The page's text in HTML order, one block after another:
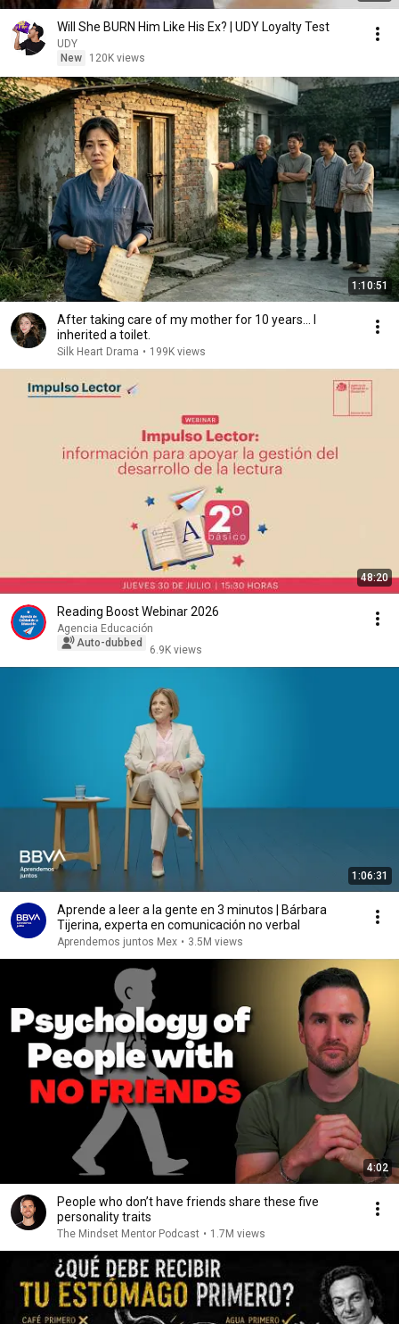
Will She BURN Him Like His Ex? | UDY Loyalty Test
UDY
New
120K views
1:10:51
After taking care of my mother for 10 years… I
inherited a toilet.
Silk Heart Drama • 199K views
48:20
Reading Boost Webinar 2026
Agencia Educación
Auto-dubbed
6.9K views
1:06:31
Aprende a leer a la gente en 3 minutos | Bárbara
Tijerina, experta en comunicación no verbal
Aprendemos juntos Mex • 3.5M views
4:02
People who don’t have friends share these five
personality traits
The Mindset Mentor Podcast • 1.7M views